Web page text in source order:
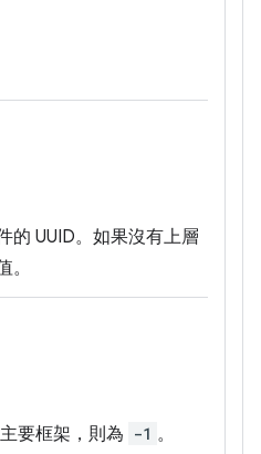
的 UUID。如果沒有上層
要框架，則為 -1 。